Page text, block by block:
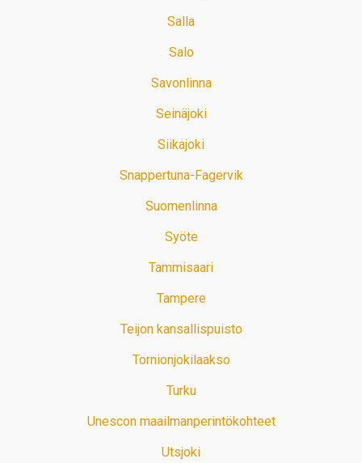
Salla
Salo
Savonlinna
Seinäjoki
Siikajoki
Snappertuna-Fagervik
Suomenlinna
Syöte
Tammisaari
Tampere
Teijon kansallispuisto
Tornionjokilaakso
Turku
Unescon maailmanperintökohteet
Utsjoki